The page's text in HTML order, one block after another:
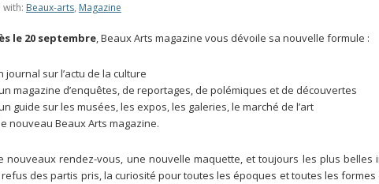
Beaux-arts, Magazine
le 20 septembre, Beaux Arts magazine vous dévoile sa nouvelle formule :
journal sur l’actu de la culture
magazine d’enquêtes, de reportages, de polémiques et de découvertes
guide sur les musées, les expos, les galeries, le marché de l’art
nouveau Beaux Arts magazine.
nouveaux rendez-vous, une nouvelle maquette, et toujours les plus belles
des partis pris, la curiosité pour toutes les époques et toutes les formes